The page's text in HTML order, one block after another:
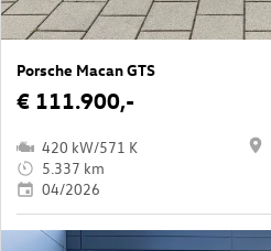
Porsche Macan GTS
€ 111.900,-
420 kW/571 K
5.337 km
04/2026